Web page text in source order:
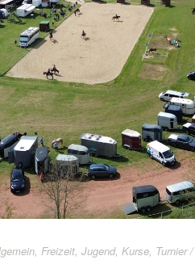
, Freizeit, Jugend, Kurse, Turnier/